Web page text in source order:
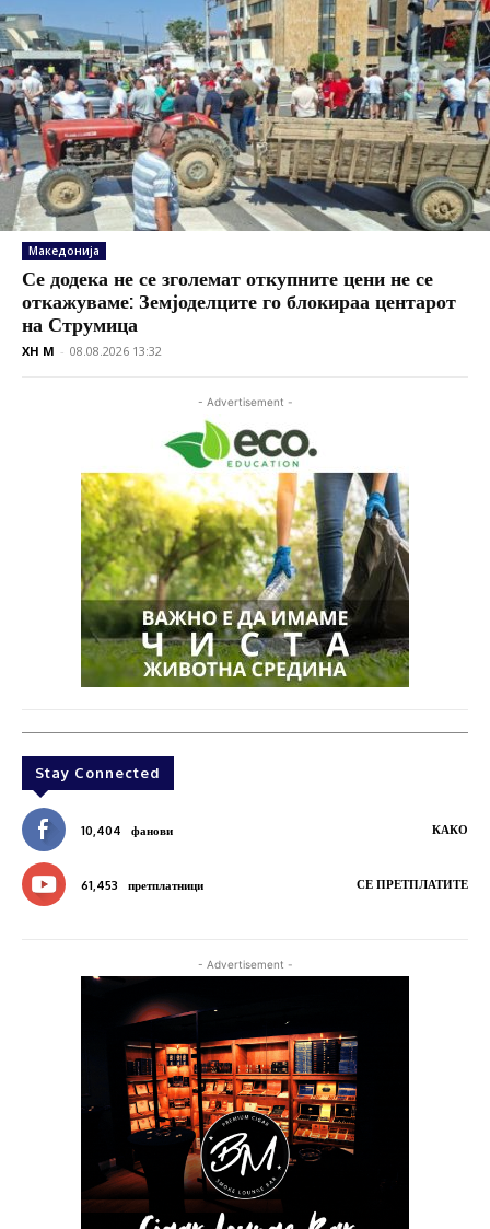
Македонија
Се додека не се зголемат откупните цени не се
откажуваме: Земјоделците го блокираа центарот
на Струмица
XH M - 08.08.2026 13:32
- Advertisement -
Stay Connected
10,404 фанови КАКО
61,453 претплатници СЕ ПРЕТПЛАТИТЕ
- Advertisement -